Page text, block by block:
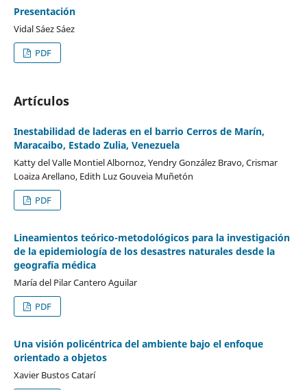
Presentación
Vidal Sáez Sáez
PDF
Artículos
Inestabilidad de laderas en el barrio Cerros de Marín,
Maracaibo, Estado Zulia, Venezuela
Katty del Valle Montiel Albornoz, Yendry González Bravo, Crismar
Loaiza Arellano, Edith Luz Gouveia Muñetón
PDF
Lineamientos teórico-metodológicos para la investigación
de la epidemiología de los desastres naturales desde la
geografía médica
María del Pilar Cantero Aguilar
PDF
Una visión policéntrica del ambiente bajo el enfoque
orientado a objetos
Xavier Bustos Catarí